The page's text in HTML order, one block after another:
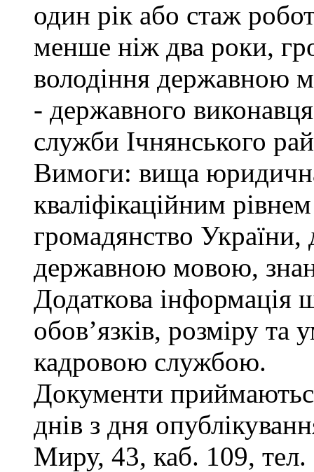
один рік або стаж
менше ніж два роки,
володіння державною
- державного
служби Ічнянського
Вимоги: вища юридична
кваліфікаційним
громадянство України,
державною мовою,
Додаткова інформація
обов’язків, розміру та
кадровою службою.
Документи
днів з дня
Миру, 43, каб. 109,